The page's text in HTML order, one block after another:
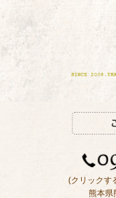
(クリックす
熊本県